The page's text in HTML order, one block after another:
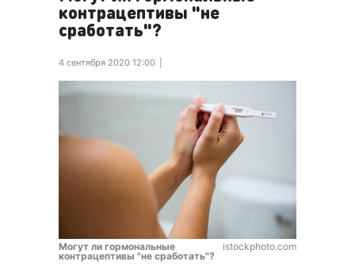
контрацептивы "не
сработать"?
4 сентября 2020 12:00
Могут ли гормональные
контрацептивы "не сработать"?
istockphoto.com